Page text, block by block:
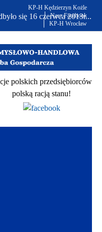
się 16 czerwca 2013r...
racją stanu...
KP-H Kędzierzyn Kożle
Nasz Facebook
KP-H Wrocław
polskich przedsiębiorców
polską racją stanu!